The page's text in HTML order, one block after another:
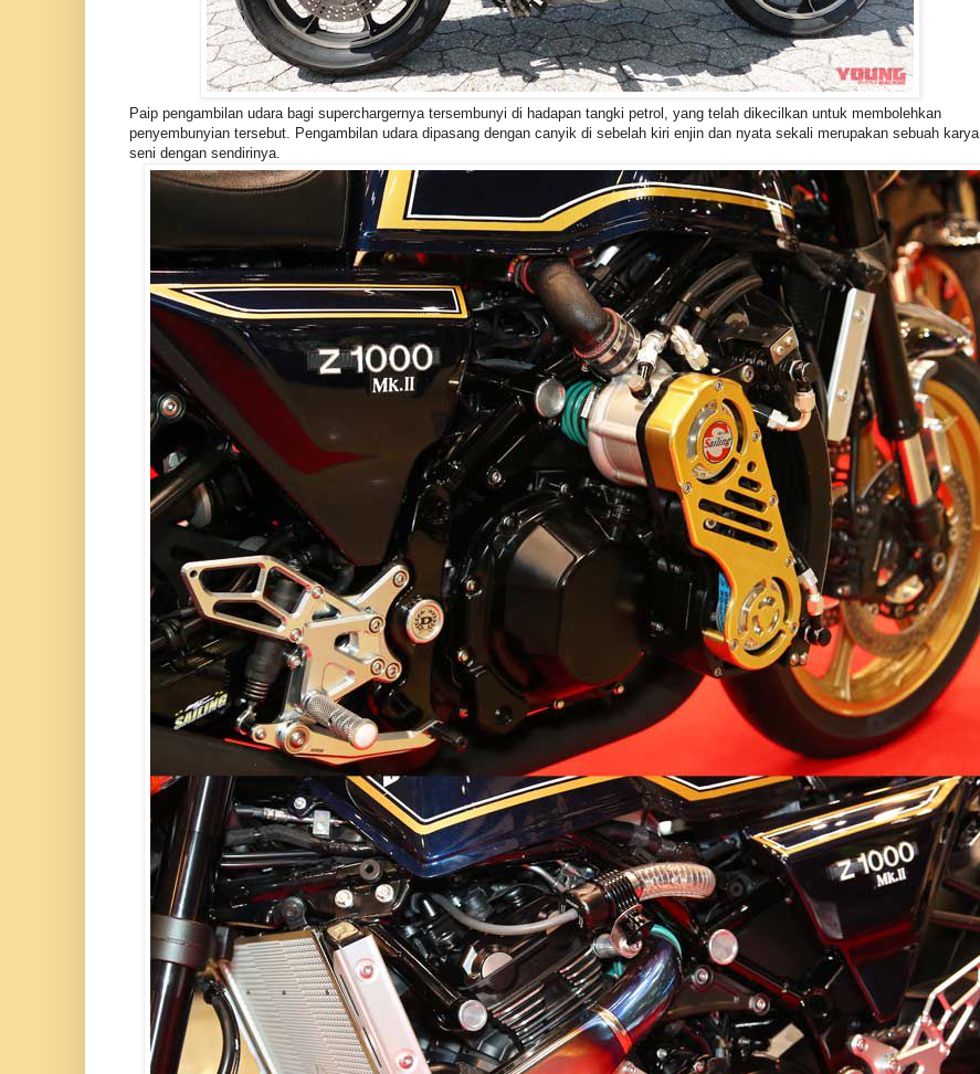
Paip pengambilan udara bagi superchargernya tersembunyi di hadapan tangki petrol, yang telah dikecilkan untuk membolehkan
penyembunyian tersebut. Pengambilan udara dipasang dengan canyik di sebelah kiri enjin dan nyata sekali merupakan sebuah karya
seni dengan sendirinya.